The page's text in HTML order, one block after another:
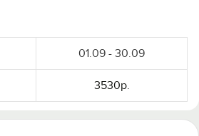
01.09 - 30.09
3530р.